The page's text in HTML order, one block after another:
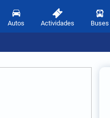
Autos Actividades Buses